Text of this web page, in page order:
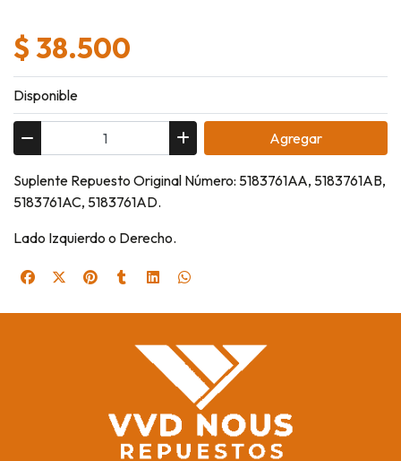
$ 38.500
Disponible
Agregar
Suplente Repuesto Original Número: 5183761AA, 5183761AB,
5183761AC, 5183761AD.
Lado Izquierdo o Derecho.